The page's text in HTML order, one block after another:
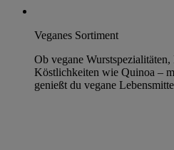
Veganes Sortiment
Ob vegane
Köstlichkeiten wie Quinoa –
genießt du vegane